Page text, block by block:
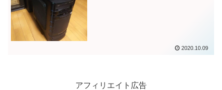
2020.10.09
アフィリエイト広告